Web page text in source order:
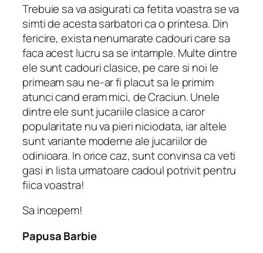
Trebuie sa va asigurati ca fetita voastra se va
simti de acesta sarbatori ca o printesa. Din
fericire, exista nenumarate cadouri care sa
faca acest lucru sa se intample. Multe dintre
ele sunt cadouri clasice, pe care si noi le
primeam sau ne-ar fi placut sa le primim
atunci cand eram mici, de Craciun. Unele
dintre ele sunt jucariile clasice a caror
popularitate nu va pieri niciodata, iar altele
sunt variante moderne ale jucariilor de
odinioara. In orice caz, sunt convinsa ca veti
gasi in lista urmatoare cadoul potrivit pentru
fiica voastra!
Sa incepem!
Papusa Barbie